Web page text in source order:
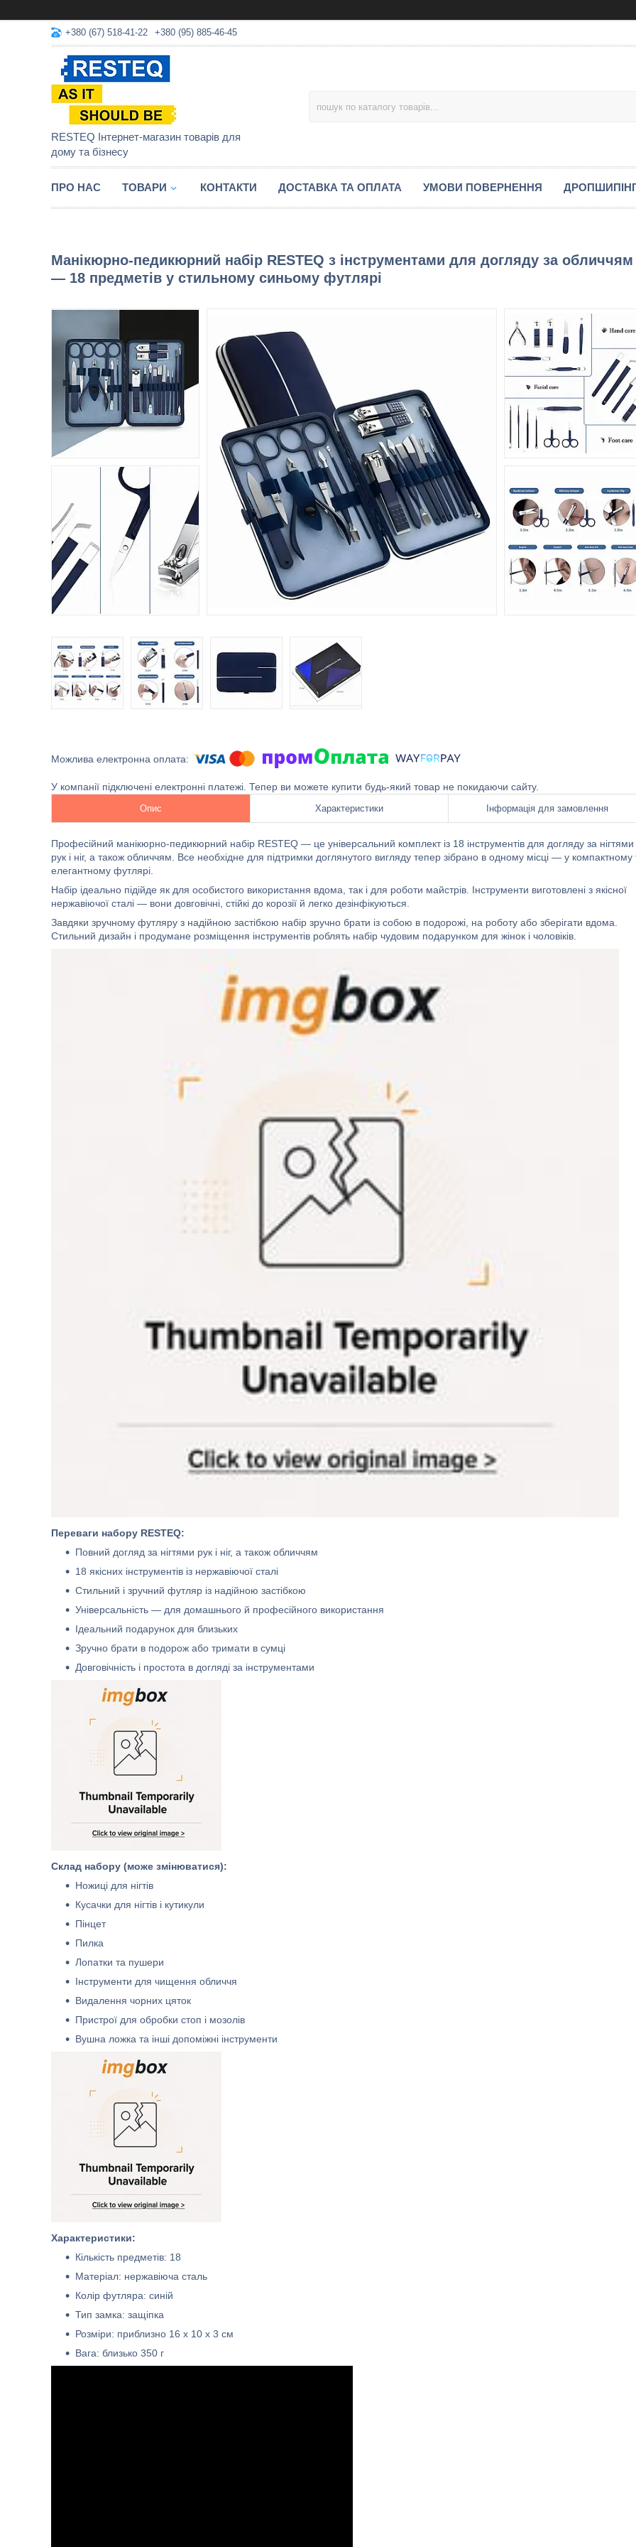
+380 (67) 518-41-22 +380 (95) 885-46-45
RESTEQ Інтернет-магазин товарів для
дому та бізнесу
ПРО НАС ТОВАРИ КОНТАКТИ ДОСТАВКА ТА ОПЛАТА УМОВИ ПОВЕРНЕННЯ
Манікюрно-педикюрний набір RESTEQ з інструментами для догляду за обличчям
— 18 предметів у стильному синьому футлярі
У компанії підключені електронні платежі. Тепер ви можете купити будь-який товар не покидаючи сайту.
Опис Характеристики Інформація для замовлення
Професійний манікюрно-педикюрний набір RESTEQ — це універсальний комплект із 18 інструментів для догляду за нігтями
рук і ніг, а також обличчям. Все необхідне для підтримки доглянутого вигляду тепер зібрано в одному місці — у компактному
елегантному футлярі.
Набір ідеально підійде як для особистого використання вдома, так і для роботи майстрів. Інструменти виготовлені з якісної
нержавіючої сталі — вони довговічні, стійкі до корозії й легко дезінфікуються.
Завдяки зручному футляру з надійною застібкою набір зручно брати із собою в подорожі, на роботу або зберігати вдома.
Стильний дизайн і продумане розміщення інструментів роблять набір чудовим подарунком для жінок і чоловіків.
Переваги набору RESTEQ:
Повний догляд за нігтями рук і ніг, а також обличчям
18 якісних інструментів із нержавіючої сталі
Стильний і зручний футляр із надійною застібкою
Універсальність — для домашнього й професійного використання
Ідеальний подарунок для близьких
Зручно брати в подорож або тримати в сумці
Довговічність і простота в догляді за інструментами
Склад набору (може змінюватися):
Ножиці для нігтів
Кусачки для нігтів і кутикули
Пінцет
Пилка
Лопатки та пушери
Інструменти для чищення обличчя
Видалення чорних цяток
Пристрої для обробки стоп і мозолів
Вушна ложка та інші допоміжні інструменти
Характеристики:
Кількість предметів: 18
Матеріал: нержавіюча сталь
Колір футляра: синій
Тип замка: защіпка
Розміри: приблизно 16 x 10 x 3 см
Вага: близько 350 г